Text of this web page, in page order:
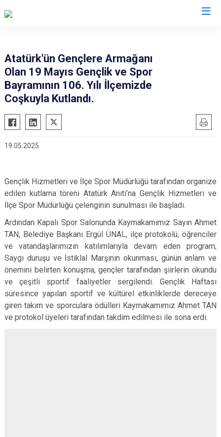
Almus
Artova
Erbaa
Reşadiye
Atatürk'ün Gençlere Armağanı
Olan 19 Mayıs Gençlik ve Spor
Bayramının 106. Yılı İlçemizde
Coşkuyla Kutlandı.
19.05.2025
Gençlik Hizmetleri ve İlçe Spor Müdürlüğü tarafından organize
edilen kutlama töreni Atatürk Anıtı’na Gençlik Hizmetleri ve
İlçe Spor Müdürlüğü çelenginin sunulması ile başladı.
Ardından Kapalı Spor Salonunda Kaymakamımız Sayın Ahmet
TAN, Belediye Başkanı Ergül ÜNAL, ilçe protokolü, öğrenciler
ve vatandaşlarımızın katılımlarıyla devam eden program;
Saygı duruşu ve İstiklal Marşının okunması, günün anlam ve
önemini belirten konuşma, gençler tarafından şiirlerin okundu
ve çeşitli sportif faaliyetler sergilendi. Gençlik Haftası
süresince yapılan sportif ve kültürel etkinliklerde dereceye
giren takım ve sporculara ödülleri Kaymakamımız Ahmet TAN
ve protokol üyeleri tarafından takdim edilmesi ile sona erdi.